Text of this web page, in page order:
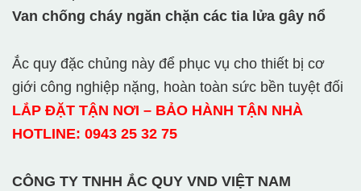
Van chống cháy ngăn chặn các tia lửa gây nổ
Ắc quy đặc chủng này để phục vụ cho thiết bị cơ
giới công nghiệp nặng, hoàn toàn sức bền tuyệt đối
LẮP ĐẶT TẬN NƠI – BẢO HÀNH TẬN NHÀ
HOTLINE: 0943 25 32 75
CÔNG TY TNHH ẮC QUY VND VIỆT NAM